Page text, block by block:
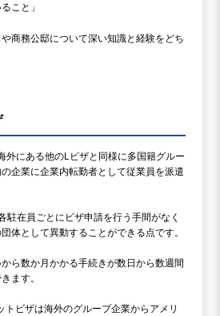
こと」
や商務公邸について深い知識と経験をどち
外にある他のLビザと同様に多国籍グルー
企業に企業内転勤者として従業員を派遣
駐在員ごとにビザ申請を行う手間がなく
体として異動することができる点です。
ら数か月かかる手続きが数日から数週間
ます。
トビザは海外のグループ企業からアメリ